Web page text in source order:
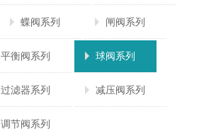
蝶阀系列 闸阀系列
平衡阀系列 球阀系列
过滤器系列 减压阀系列
调节阀系列